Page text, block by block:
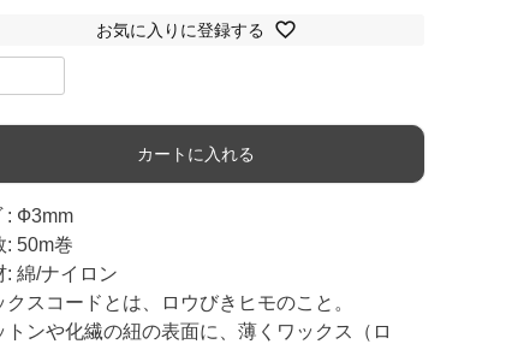
お気に入りに登録する
カートに入れる
: Ф3mm
: 50m巻
: 綿/ナイロン
クスコードとは、ロウびきヒモのこと。
トンや化繊の紐の表面に、薄くワックス（ロ